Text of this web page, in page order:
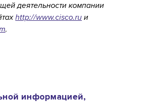
деятельности компании
http://www.cisco.ru и
.
информацией,